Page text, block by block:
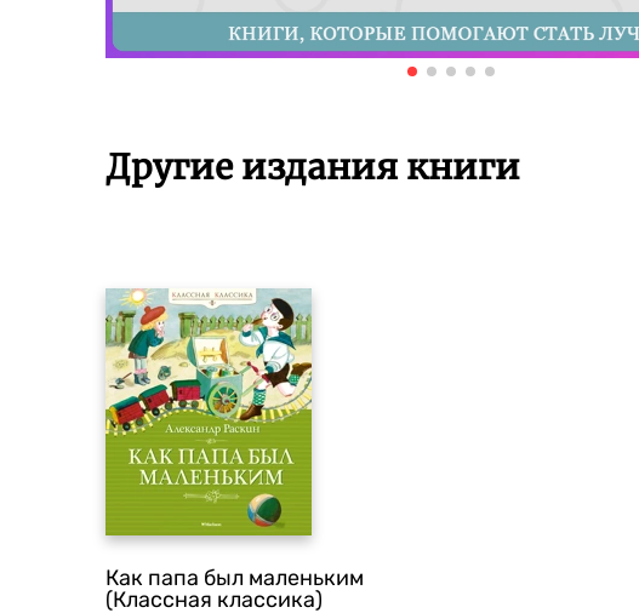
Другие издания книги
Как папа был маленьким
(Классная классика)